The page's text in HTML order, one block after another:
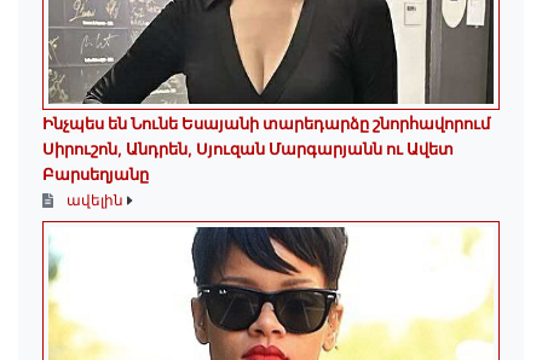
Ինչպես են Նունե Եսայանի տարեդարձը շնորհավորում
Սիրուշոն, Անդրեն, Սյուզան Մարգարյանն ու Ավետ
Բարսեղյանը
ավելին